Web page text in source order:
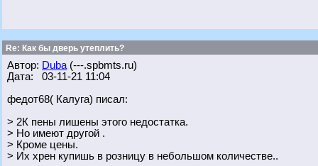
Re: Как бы дверь утеплить?
Автор: Duba (---.spbmts.ru)
Дата: 03-11-21 11:04
федот68( Калуга) писал:
> 2К пены лишены этого недостатка.
> Но имеют другой .
> Кроме цены.
> Их хрен купишь в розницу в небольшом количестве..